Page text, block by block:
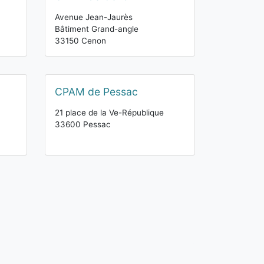
Avenue Jean-Jaurès
Bâtiment Grand-angle
33150 Cenon
CPAM de Pessac
21 place de la Ve-République
33600 Pessac